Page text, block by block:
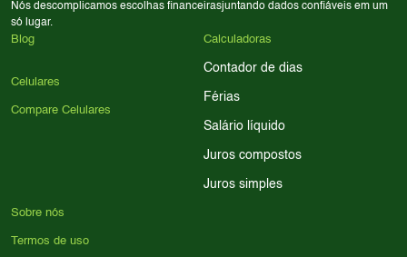
Nós descomplicamos escolhas financeirasjuntando dados confiáveis em um
só lugar.
Blog
Celulares
Compare Celulares
Calculadoras
Contador de dias
Férias
Salário líquido
Juros compostos
Juros simples
Sobre nós
Termos de uso